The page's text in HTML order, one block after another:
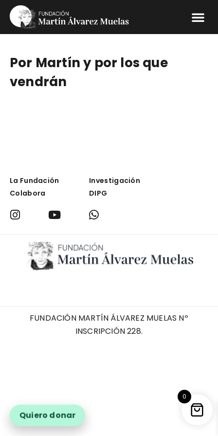
Por Martín y por los que
vendrán
La Fundación
Colabora
Investigación
DIPG
FUNDACIÓN MARTÍN ÁLVAREZ MUELAS Nº
INSCRIPCIÓN 228.
0
Quiero donar